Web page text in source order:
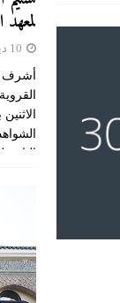
10 ديسمبر 2019
أشرف
الثاني